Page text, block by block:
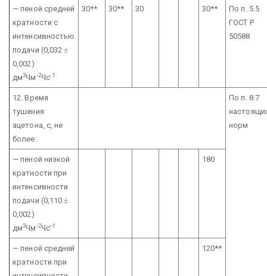
— пеной средней
кратности с
интенсивностью
подачи (0,032±
0,002)
дм3Чм-2Чс-1
30** 30** 30 30**
По п. 5.5
ГОСТ Р
50588
12. Время
тушения
ацетона, с, не
более:
По п. 8.7
норм
— пеной низкой
кратности при
интенсивности
подачи (0,110±
0,002)
дм3Чм-2Чс-1
180
— пеной средней
кратности при
120**